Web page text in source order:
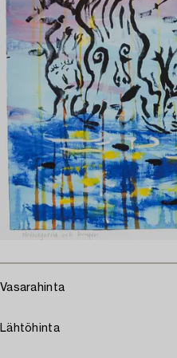
Vasarahinta
Lähtöhinta